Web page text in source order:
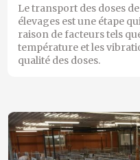
Le transport des doses
élevages est une étape
raison de facteurs tels
température et les
qualité des doses.